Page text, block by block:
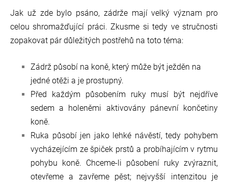
Jak už zde bylo psáno, zádrže mají velký význam pro
celou shromažďující práci. Zkusme si tedy ve stručnosti
zopakovat pár důležitých postřehů na toto téma:
Zádrž působí na koně, který může být ježděn na
jedné otěži a je prostupný.
Před každým působením ruky musí být nejdříve
sedem a holeněmi aktivovány pánevní končetiny
koně.
Ruka působí jen jako lehké návěstí, tedy pohybem
vycházejícím ze špiček prstů a probíhajícím v rytmu
pohybu koně. Chceme-li působení ruky zvýraznit,
otevřeme a zavřeme pěst; nejvyšší intenzitou je